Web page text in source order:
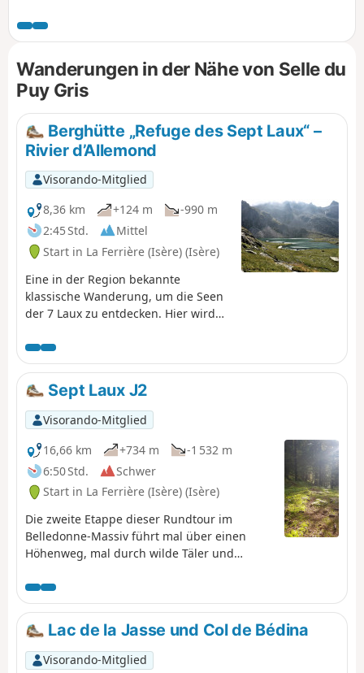
Wanderung zu den Pässen und Gipfeln rund um den Puy
Gris, bevor sie wieder hinab zu den von den Seen der
Grande Valloire gebildeten Juwelen führt. Die Wanderung
kann mit einer Übernachtung in einer Berghütte
unternommen werden und lässt sich mit der einfachen
Besteigung des Puy Gris verbinden: siehe Rubrik „Während
der Wanderung“.
Wanderungen in der Nähe von Selle du
Puy Gris
Berghütte „Refuge des Sept Laux“ –
Rivier d’Allemond
Visorando-Mitglied
8,36 km
+124 m
-990 m
2:45 Std.
Mittel
Start in La Ferrière (Isère) (Isère)
Eine in der Region bekannte
klassische Wanderung, um die Seen
der 7 Laux zu entdecken. Hier wird
genutzt, um diese Überquerung zu
beenden, da es nicht möglich ist,
problemlos zur Refuge de l’Oule
weiterzugehen.
Sept Laux J2
Visorando-Mitglied
16,66 km
+734 m
-1 532 m
6:50 Std.
Schwer
Start in La Ferrière (Isère) (Isère)
Die zweite Etappe dieser Rundtour im
Belledonne-Massiv führt mal über einen
Höhenweg, mal durch wilde Täler und
umrunden. ⚠️15.06.2026: Ein Hinweis weist
auf einen Erdrutsch am Cul de la Vieille
zwischen den Wegmarkierungen 2 und 3
hin, sodass diese Route nicht begehbar ist.
Man muss über den GR®738 umgehen. Bitte
Lac de la Jasse und Col de Bédina
Visorando-Mitglied